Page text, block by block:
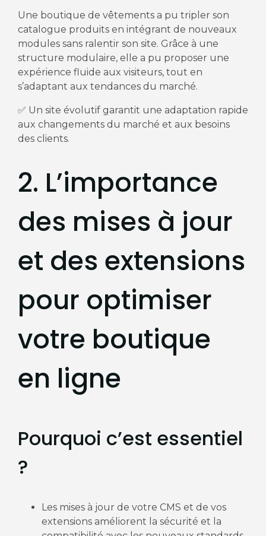
Une boutique de vêtements a pu tripler son
catalogue produits en intégrant de nouveaux
modules sans ralentir son site. Grâce à une
structure modulaire, elle a pu proposer une
expérience fluide aux visiteurs, tout en
s’adaptant aux tendances du marché.
✅ Un site évolutif garantit une adaptation rapide
aux changements du marché et aux besoins
des clients.
2. L’importance
des mises à jour
et des extensions
pour optimiser
votre boutique
en ligne
Pourquoi c’est essentiel
?
Les mises à jour de votre CMS et de vos
extensions améliorent la sécurité et la